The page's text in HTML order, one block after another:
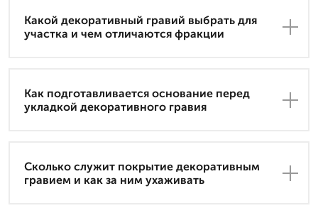
Какой декоративный гравий выбрать для
участка и чем отличаются фракции
Как подготавливается основание перед
укладкой декоративного гравия
Сколько служит покрытие декоративным
гравием и как за ним ухаживать